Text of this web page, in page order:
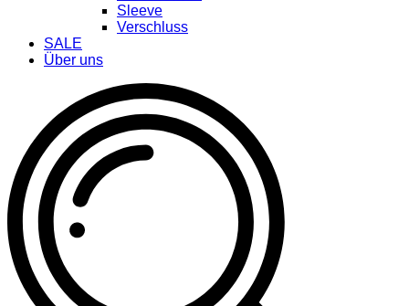
Sleeve
Verschluss
SALE
Über uns